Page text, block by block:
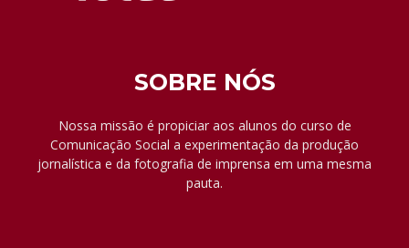
SOBRE NÓS
Nossa missão é propiciar aos alunos do curso de
Comunicação Social a experimentação da produção
jornalística e da fotografia de imprensa em uma mesma
pauta.